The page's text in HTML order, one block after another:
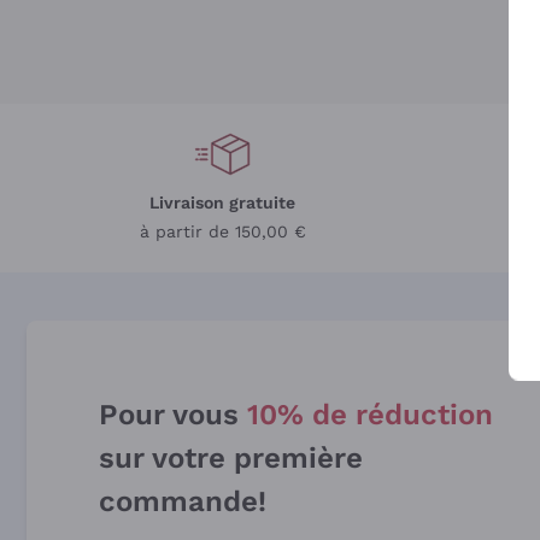
Livraison gratuite
à partir de 150,00 €
Pour vous 10% de réduction
sur votre première
commande!